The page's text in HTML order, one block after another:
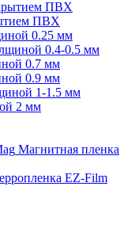
ПВХ
0.25 мм
0.4-0.5 мм
0.7 мм
0.9 мм
1-1.5 мм
2 мм
Магнитная пленка
EZ-Film